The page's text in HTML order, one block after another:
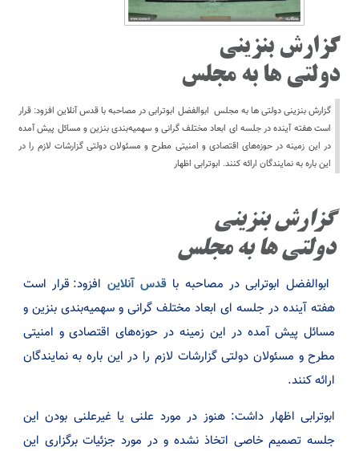
گزارش بنزینی
دولتی ها به مجلس
گزارش بنزینی دولتی ها به مجلس ابوالفضل ابوترابی‌ در مصاحبه با قدس آنلاین افزود:‌ قرار
است هفته آینده در جلسه ای ابعاد مختلف گرانی و سهمیه‌بندی بنزین و مسائل پیش آمده
در این زمینه در حوزه‌های اقتصادی و امنیتی مطرح و مسئولان دولتی گزارشات لازم را در
این باره به نمایندگان ارائه کنند. ابوترابی اظهار
گزارش بنزینی
دولتی ها به مجلس
ابوالفضل ابوترابی‌ در مصاحبه باقدس آنلاین افزود:‌ قرار است
هفته آینده در جلسه ای ابعاد مختلف گرانی و سهمیه‌بندی بنزین و
مسائل پیش آمده در این زمینه در حوزه‌های اقتصادی و امنیتی
مطرح و مسئولان دولتی گزارشات لازم را در این باره به نمایندگان
ارائه کنند.
ابوترابی اظهار داشت:‌ هنوز در مورد علنی یا غیرعلنی بودن این
جلسه تصمیم خاصی اتخاذ نشده و در مورد جزئیات برگزاری این